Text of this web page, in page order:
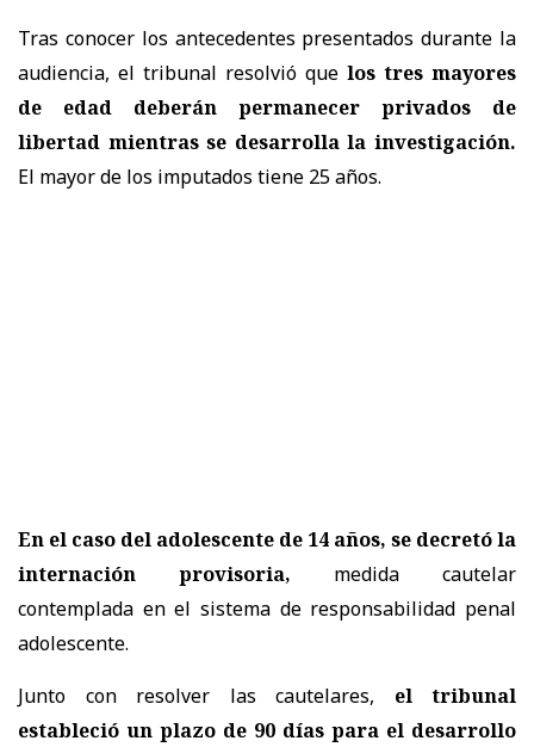
Tras conocer los antecedentes presentados durante la
audiencia, el tribunal resolvió que los tres mayores
de edad deberán permanecer privados de
libertad mientras se desarrolla la investigación.
El mayor de los imputados tiene 25 años.
En el caso del adolescente de 14 años, se decretó la
internación provisoria, medida cautelar
contemplada en el sistema de responsabilidad penal
adolescente.
Junto con resolver las cautelares, el tribunal
estableció un plazo de 90 días para el desarrollo